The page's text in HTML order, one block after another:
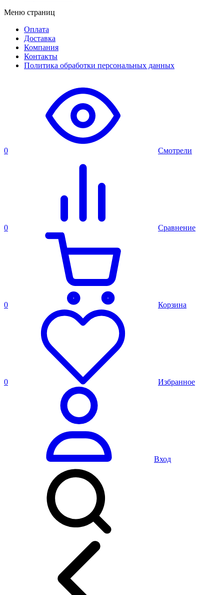
Меню страниц
Оплата
Доставка
Компания
Контакты
Политика обработки персональных данных
0 Смотрели
0 Сравнение
0 Корзина
0 Избранное
Вход